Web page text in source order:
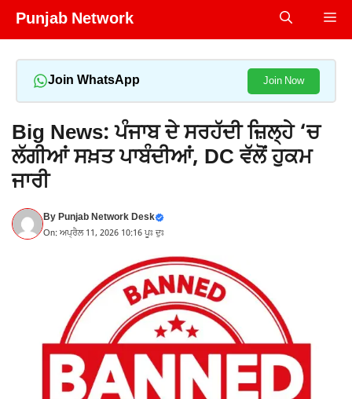
Skip
Punjab Network
Join WhatsApp Join Now
Big News: ਪੰਜਾਬ ਦੇ ਸਰਹੱਦੀ ਜ਼ਿਲ੍ਹੇ ‘ਚ
ਲੱਗੀਆਂ ਸਖ਼ਤ ਪਾਬੰਦੀਆਂ, DC ਵੱਲੋਂ ਹੁਕਮ
ਜਾਰੀ
ByPunjab Network Desk
On: ਅਪ੍ਰੈਲ 11, 2026 10:16 ਪੂਃ ਦੁਃ